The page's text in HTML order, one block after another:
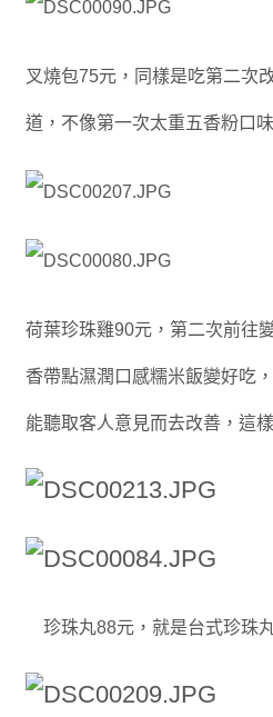
叉燒包75元，同樣是吃第二次
道，不像第一次太重五香粉口味
荷葉珍珠雞90元，第二次前往
香帶點濕潤口感糯米飯變好吃
能聽取客人意見而去改善，這
珍珠丸88元，就是台式珍珠